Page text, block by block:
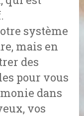
système
mais en
des
pour vous
dans
vos